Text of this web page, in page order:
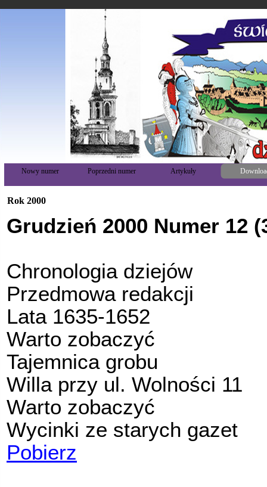
Nowy numer Poprzedni numer Artykuły
Rok 2000
Grudzień 2000 Numer 12
Chronologia dziejów
Przedmowa redakcji
Lata 1635-1652
Warto zobaczyć
Tajemnica grobu
Willa przy ul. Wolności 11
Warto zobaczyć
Wycinki ze starych gazet
Pobierz